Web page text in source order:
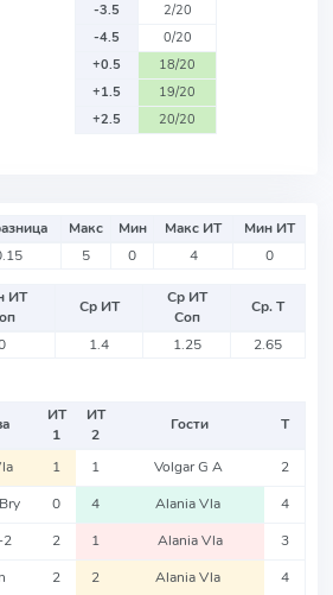
-3.5
2/20
-4.5
0/20
+0.5
18/20
+1.5
19/20
+2.5
20/20
Макс Мин Макс ИТ
Мин ИТ
5 0 4 0
ИТ
Ср ИТ
Ср ИТ
Соп
Ср. Т
1.4 1.25 2.65
ИТ
1
ИТ
2
Гости Т
1 1 Volgar G A 2
0 4 Alania Vla 4
2 2 1 Alania Vla 3
2 2 Alania Vla 4